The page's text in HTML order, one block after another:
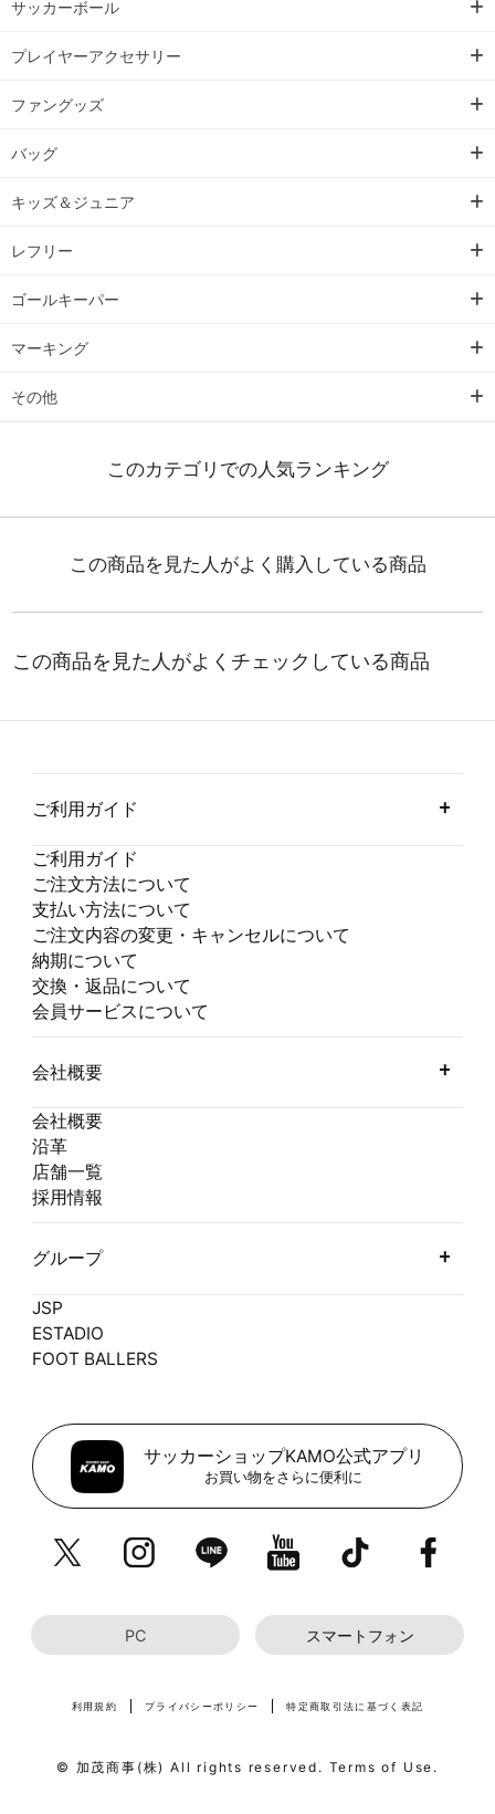
サッカーボール
プレイヤーアクセサリー
ファングッズ
バッグ
キッズ＆ジュニア
レフリー
ゴールキーパー
マーキング
その他
ご利用ガイド
ご利用ガイド
ご注文方法について
支払い方法について
ご注文内容の変更・キャンセルについて
納期について
交換・返品について
会員サービスについて
会社概要
会社概要
沿革
店舗一覧
採用情報
グループ
JSP
ESTADIO
FOOT BALLERS
サッカーショップKAMO公式アプリ
お買い物をさらに便利に
PC スマートフォン
利用規約 プライバシーポリシー 特定商取引法に基づく表記
© 加茂商事(株) All rights reserved. Terms of Use.